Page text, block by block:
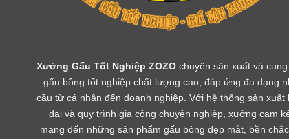
Xưởng Gấu Tốt Nghiệp ZOZOchuyên sản xuất và cung
gấu bông tốt nghiệp chất lượng cao, đáp ứng đa dạng
cầu từ cá nhân đến doanh nghiệp. Với hệ thống sản xuất
đại và quy trình gia công chuyên nghiệp, xưởng cam
mang đến những sản phẩm gấu bông đẹp mắt, bền